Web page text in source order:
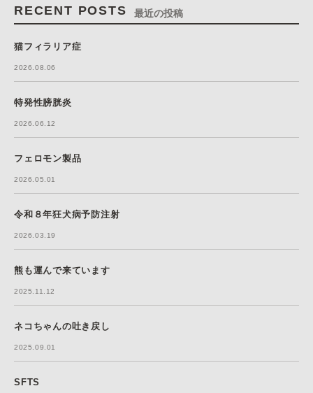
RECENT POSTS 最近の投稿
猫フィラリア症
2026.08.06
特発性膀胱炎
2026.06.12
フェロモン製品
2026.05.01
令和８年狂犬病予防注射
2026.03.19
熊も運んで来ています
2025.11.12
ネコちゃんの吐き戻し
2025.09.01
SFTS